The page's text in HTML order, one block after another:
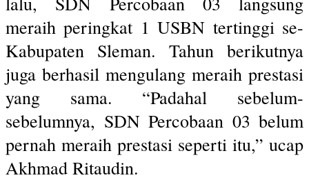
meraih peringkat 1 USBN tertinggi se-
Kabupaten Sleman. Tahun berikutnya
juga berhasil mengulang meraih prestasi
yang sama. “Padahal sebelum-
sebelumnya, SDN Percobaan 03 belum
pernah meraih prestasi seperti itu,” ucap
Akhmad Ritaudin.